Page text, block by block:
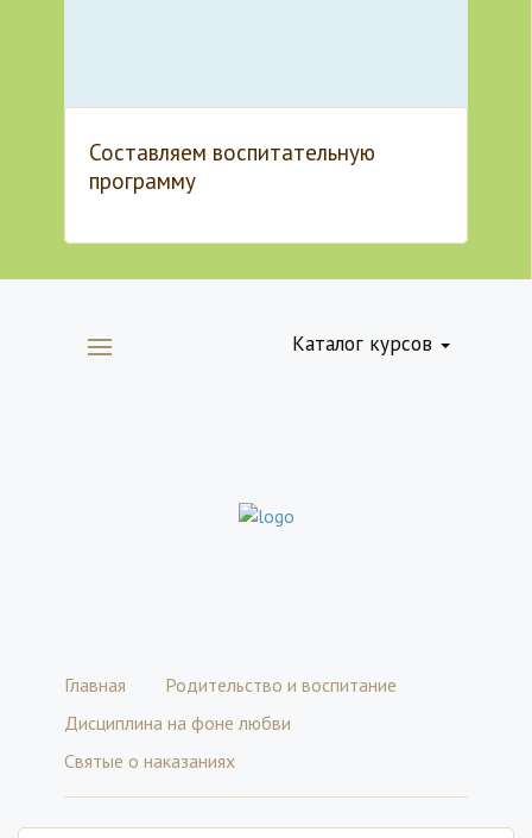
Составляем воспитательную
программу
Каталог курсов
Главная
Родительство и воспитание
Дисциплина на фоне любви
Святые о наказаниях